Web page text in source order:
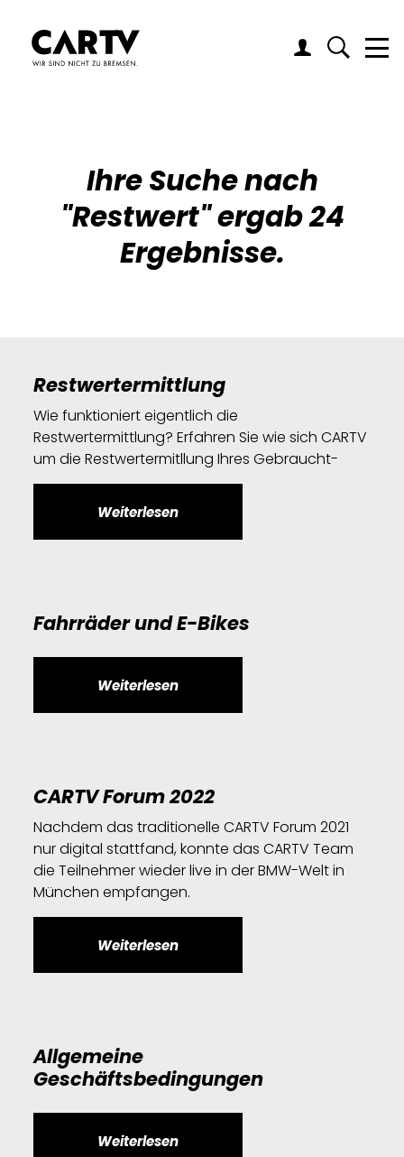
Ihre Suche nach
"Restwert" ergab 24
Ergebnisse.
Restwertermittlung
Wie funktioniert eigentlich die
Restwertermittlung? Erfahren Sie wie sich CARTV
um die Restwertermitllung Ihres Gebraucht-
Weiterlesen
Fahrräder und E-Bikes
Weiterlesen
CARTV Forum 2022
Nachdem das traditionelle CARTV Forum 2021
nur digital stattfand, konnte das CARTV Team
die Teilnehmer wieder live in der BMW-Welt in
München empfangen.
Weiterlesen
Allgemeine
Geschäftsbedingungen
Weiterlesen